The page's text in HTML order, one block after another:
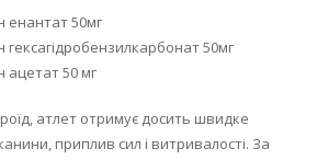
енантат 50мг
гексагідробензилкарбонат 50мг
ацетат 50 мг
атлет отримує досить швидке
приплив сил і витривалості. За